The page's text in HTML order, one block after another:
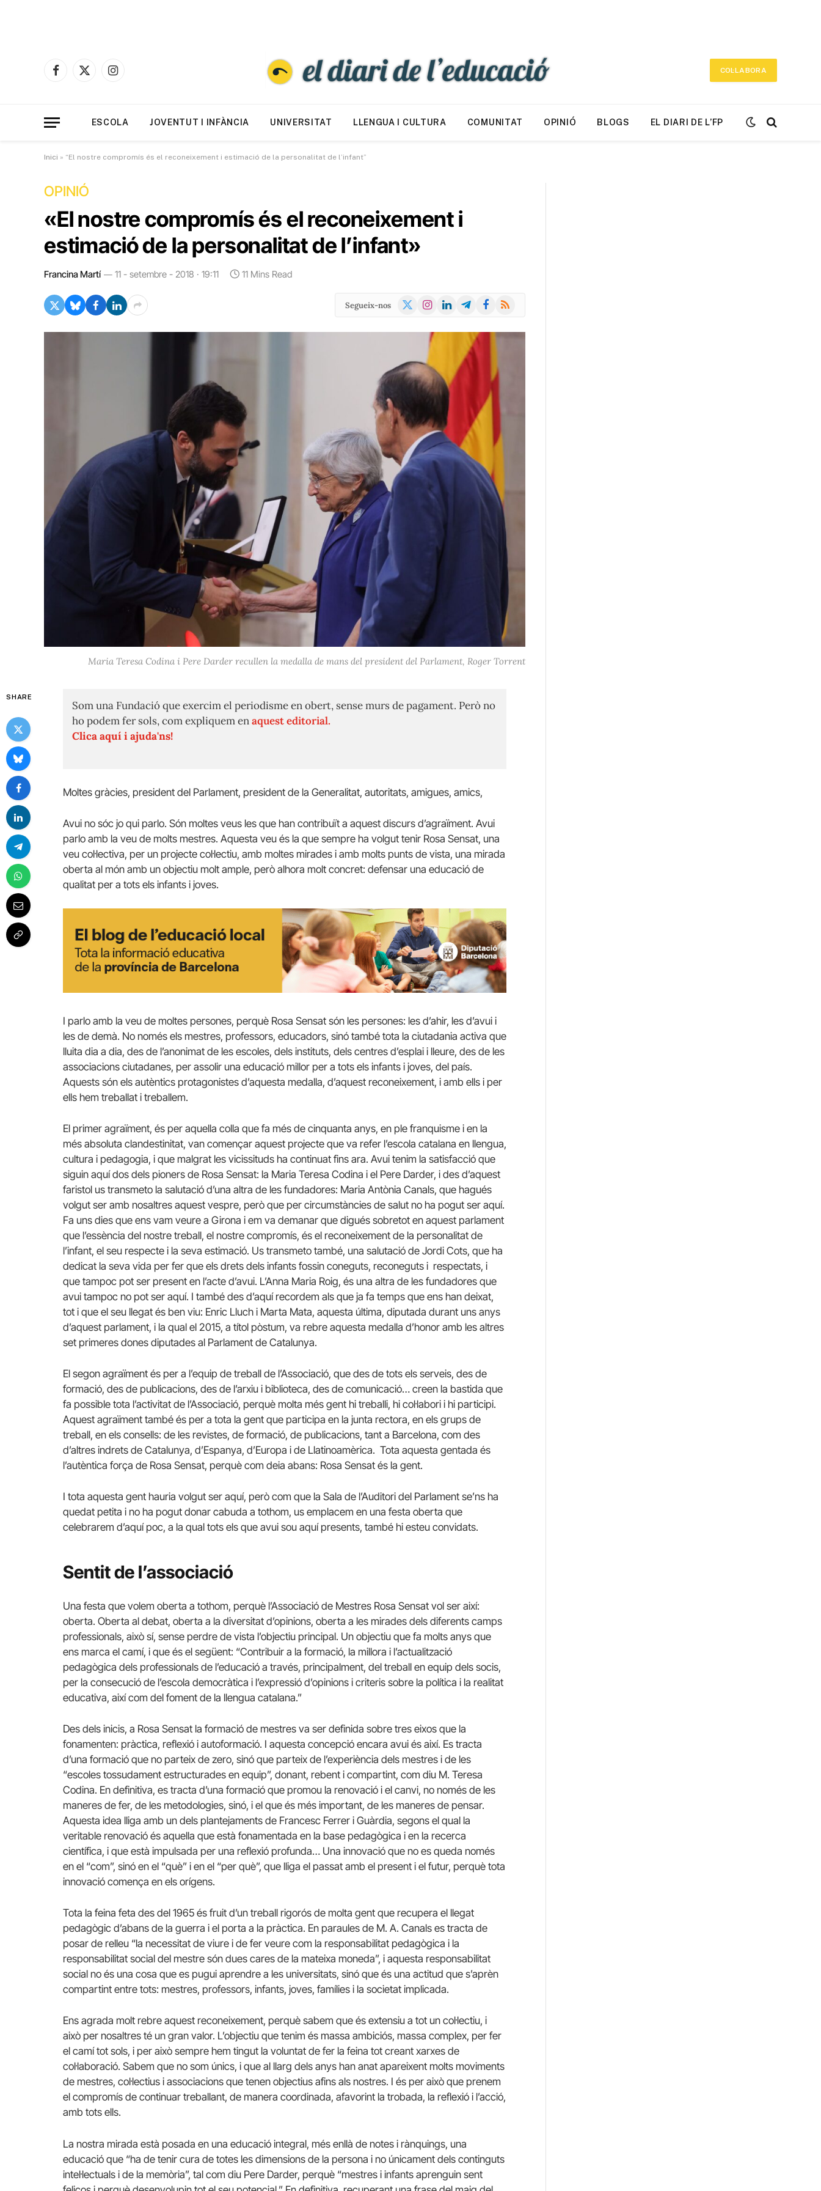
Facebook
X
Instagram
COL·LABORA
ESCOLA JOVENTUT I INFÀNCIA UNIVERSITAT LLENGUA I CULTURA COMUNITAT OPINIÓ BLOGS EL DIARI DE L’FP
Inici » “El nostre compromís és el reconeixement i estimació de la personalitat de l’infant”
OPINIÓ
«El nostre compromís és el reconeixement i
estimació de la personalitat de l’infant»
Francina Martí 11 - setembre - 2018 · 19:11 11 Mins Read
Segueix-nos
X
Instagram
LinkedInTelegramFacebook
RSS
Maria Teresa Codina i Pere Darder recullen la medalla de mans del president del Parlament, Roger Torrent
SHARE
Som una Fundació que exercim el periodisme en obert, sense murs de pagament. Però no
ho podem fer sols, com expliquem enaquest editorial.
Clica aquí i ajuda'ns!
Moltes gràcies, president del Parlament, president de la Generalitat, autoritats, amigues, amics,
Avui no sóc jo qui parlo. Són moltes veus les que han contribuït a aquest discurs d’agraïment. Avui
parlo amb la veu de molts mestres. Aquesta veu és la que sempre ha volgut tenir Rosa Sensat, una
veu col·lectiva, per un projecte col·lectiu, amb moltes mirades i amb molts punts de vista, una mirada
oberta al món amb un objectiu molt ample, però alhora molt concret: defensar una educació de
qualitat per a tots els infants i joves.
I parlo amb la veu de moltes persones, perquè Rosa Sensat són les persones: les d’ahir, les d’avui i
les de demà. No només els mestres, professors, educadors, sinó també tota la ciutadania activa que
lluita dia a dia, des de l’anonimat de les escoles, dels instituts, dels centres d’esplai i lleure, des de les
associacions ciutadanes, per assolir una educació millor per a tots els infants i joves, del país.
Aquests són els autèntics protagonistes d’aquesta medalla, d’aquest reconeixement, i amb ells i per
ells hem treballat i treballem.
El primer agraïment, és per aquella colla que fa més de cinquanta anys, en ple franquisme i en la
més absoluta clandestinitat, van començar aquest projecte que va refer l’escola catalana en llengua,
cultura i pedagogia, i que malgrat les vicissituds ha continuat fins ara. Avui tenim la satisfacció que
siguin aquí dos dels pioners de Rosa Sensat: la Maria Teresa Codina i el Pere Darder, i des d’aquest
faristol us transmeto la salutació d’una altra de les fundadores: Maria Antònia Canals, que hagués
volgut ser amb nosaltres aquest vespre, però que per circumstàncies de salut no ha pogut ser aquí.
Fa uns dies que ens vam veure a Girona i em va demanar que digués sobretot en aquest parlament
que l’essència del nostre treball, el nostre compromís, és el reconeixement de la personalitat de
l’infant, el seu respecte i la seva estimació. Us transmeto també, una salutació de Jordi Cots, que ha
dedicat la seva vida per fer que els drets dels infants fossin coneguts, reconeguts i respectats, i
que tampoc pot ser present en l’acte d’avui. L’Anna Maria Roig, és una altra de les fundadores que
avui tampoc no pot ser aquí. I també des d’aquí recordem als que ja fa temps que ens han deixat,
tot i que el seu llegat és ben viu: Enric Lluch i Marta Mata, aquesta última, diputada durant uns anys
d’aquest parlament, i la qual el 2015, a títol pòstum, va rebre aquesta medalla d’honor amb les altres
set primeres dones diputades al Parlament de Catalunya.
El segon agraïment és per a l’equip de treball de l’Associació, que des de tots els serveis, des de
formació, des de publicacions, des de l’arxiu i biblioteca, des de comunicació… creen la bastida que
fa possible tota l’activitat de l’Associació, perquè molta més gent hi treballi, hi col·labori i hi participi.
Aquest agraïment també és per a tota la gent que participa en la junta rectora, en els grups de
treball, en els consells: de les revistes, de formació, de publicacions, tant a Barcelona, com des
d’altres indrets de Catalunya, d’Espanya, d’Europa i de Llatinoamèrica. Tota aquesta gentada és
l’autèntica força de Rosa Sensat, perquè com deia abans: Rosa Sensat és la gent.
I tota aquesta gent hauria volgut ser aquí, però com que la Sala de l’Auditori del Parlament se’ns ha
quedat petita i no ha pogut donar cabuda a tothom, us emplacem en una festa oberta que
celebrarem d’aquí poc, a la qual tots els que avui sou aquí presents, també hi esteu convidats.
Sentit de l’associació
Una festa que volem oberta a tothom, perquè l’Associació de Mestres Rosa Sensat vol ser així:
oberta. Oberta al debat, oberta a la diversitat d’opinions, oberta a les mirades dels diferents camps
professionals, això sí, sense perdre de vista l’objectiu principal. Un objectiu que fa molts anys que
ens marca el camí, i que és el següent: “Contribuir a la formació, la millora i l’actualització
pedagògica dels professionals de l’educació a través, principalment, del treball en equip dels socis,
per la consecució de l’escola democràtica i l’expressió d’opinions i criteris sobre la política i la realitat
educativa, així com del foment de la llengua catalana.”
Des dels inicis, a Rosa Sensat la formació de mestres va ser definida sobre tres eixos que la
fonamenten: pràctica, reflexió i autoformació. I aquesta concepció encara avui és així. Es tracta
d’una formació que no parteix de zero, sinó que parteix de l’experiència dels mestres i de les
“escoles tossudament estructurades en equip”, donant, rebent i compartint, com diu M. Teresa
Codina. En definitiva, es tracta d’una formació que promou la renovació i el canvi, no només de les
maneres de fer, de les metodologies, sinó, i el que és més important, de les maneres de pensar.
Aquesta idea lliga amb un dels plantejaments de Francesc Ferrer i Guàrdia, segons el qual la
veritable renovació és aquella que està fonamentada en la base pedagògica i en la recerca
científica, i que està impulsada per una reflexió profunda… Una innovació que no es queda només
en el “com”, sinó en el “què” i en el “per què”, que lliga el passat amb el present i el futur, perquè tota
innovació comença en els orígens.
Tota la feina feta des del 1965 és fruit d’un treball rigorós de molta gent que recupera el llegat
pedagògic d’abans de la guerra i el porta a la pràctica. En paraules de M. A. Canals es tracta de
posar de relleu “la necessitat de viure i de fer veure com la responsabilitat pedagògica i la
responsabilitat social del mestre són dues cares de la mateixa moneda”, i aquesta responsabilitat
social no és una cosa que es pugui aprendre a les universitats, sinó que és una actitud que s’aprèn
compartint entre tots: mestres, professors, infants, joves, famílies i la societat implicada.
Ens agrada molt rebre aquest reconeixement, perquè sabem que és extensiu a tot un col·lectiu, i
això per nosaltres té un gran valor. L’objectiu que tenim és massa ambiciós, massa complex, per fer
el camí tot sols, i per això sempre hem tingut la voluntat de fer la feina tot creant xarxes de
col·laboració. Sabem que no som únics, i que al llarg dels anys han anat apareixent molts moviments
de mestres, col·lectius i associacions que tenen objectius afins als nostres. I és per això que prenem
el compromís de continuar treballant, de manera coordinada, afavorint la trobada, la reflexió i l’acció,
amb tots ells.
La nostra mirada està posada en una educació integral, més enllà de notes i rànquings, una
educació que “ha de tenir cura de totes les dimensions de la persona i no únicament dels continguts
intel·lectuals i de la memòria”, tal com diu Pere Darder, perquè “mestres i infants aprenguin sent